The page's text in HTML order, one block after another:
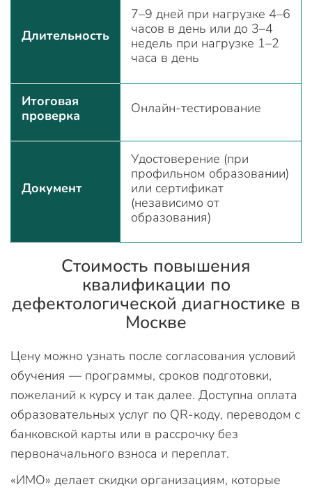
Длительность
7–9 дней при нагрузке 4–6
часов в день или до 3–4
недель при нагрузке 1–2
часа в день
Итоговая
проверка
Онлайн-тестирование
Документ
Удостоверение (при
профильном образовании)
или сертификат
(независимо от
образования)
Стоимость повышения
квалификации по
дефектологической диагностике в
Москве
Цену можно узнать после согласования условий
обучения — программы, сроков подготовки,
пожеланий к курсу и так далее. Доступна оплата
образовательных услуг по QR-коду, переводом с
банковской карты или в рассрочку без
первоначального взноса и переплат.
«ИМО» делает скидки организациям, которые